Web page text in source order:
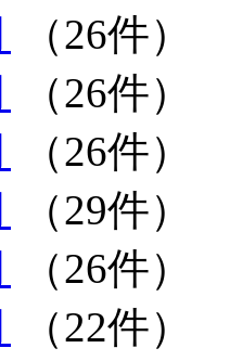
（26件）
（26件）
（26件）
（29件）
（26件）
（22件）